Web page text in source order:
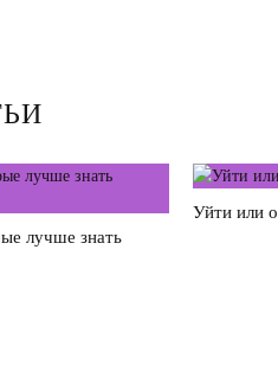
лучше знать
Уйти или